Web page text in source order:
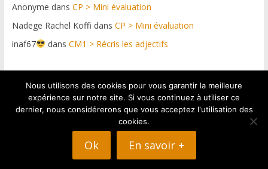
Anonyme dans CP > Mini évaluation
Nadege Rachel Koffi dans CP > Mini évaluation
inaf67
dans CM1 > Récris les adjectifs
Plateforme web conçue par https://netdif.fr & graphismes
: Pascal Graul
Nous utilisons des cookies pour vous garantir la meilleure
expérience sur notre site. Si vous continuez à utiliser ce
dernier, nous considérerons que vous acceptez l'utilisation des
cookies.
Ok En savoir +